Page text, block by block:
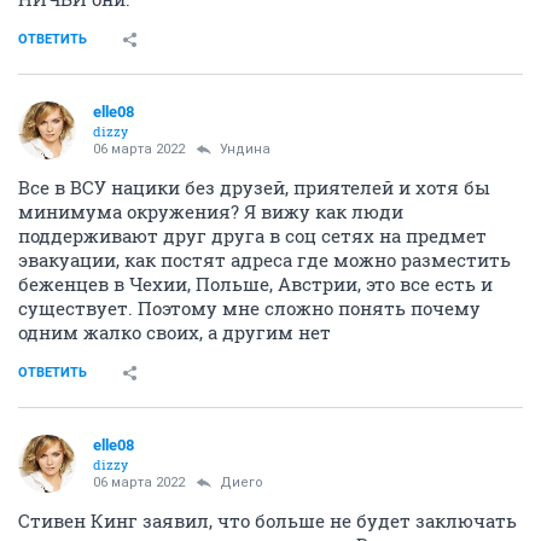
ОТВЕТИТЬ
elle08
dizzy
06 марта 2022 Ундинa
Все в ВСУ нацики без друзей, приятелей и хотя бы
минимума окружения? Я вижу как люди
поддерживают друг друга в соц сетях на предмет
эвакуации, как постят адреса где можно разместить
беженцев в Чехии, Польше, Австрии, это все есть и
существует. Поэтому мне сложно понять почему
одним жалко своих, а другим нет
ОТВЕТИТЬ
elle08
dizzy
06 марта 2022 Диего
Стивен Кинг заявил, что больше не будет заключать